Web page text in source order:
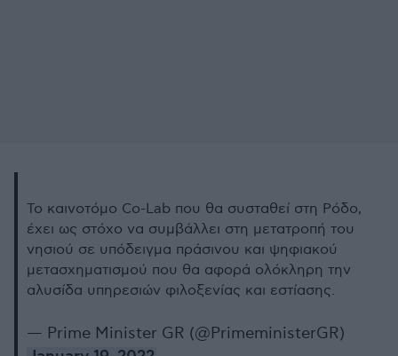
Το καινοτόμο Co-Lab που θα συσταθεί στη Ρόδο,
έχει ως στόχο να συμβάλλει στη μετατροπή του
νησιού σε υπόδειγμα πράσινου και ψηφιακού
μετασχηματισμού που θα αφορά ολόκληρη την
αλυσίδα υπηρεσιών φιλοξενίας και εστίασης.
— Prime Minister GR (@PrimeministerGR)